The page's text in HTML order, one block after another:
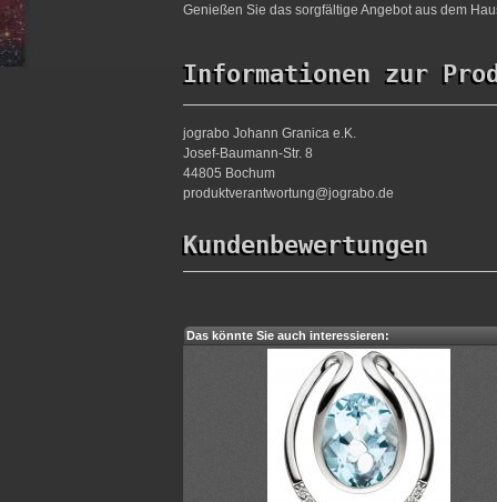
Genießen Sie das sorgfältige Angebot aus dem
Informationen zur
jograbo Johann Granica e.K.
Josef-Baumann-Str. 8
44805 Bochum
produktverantwortung@jograbo.de
Kundenbewertungen
Das könnte Sie auch interessieren: